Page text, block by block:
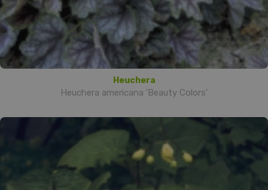
Heuchera
Heuchera americana 'Beauty Colors'